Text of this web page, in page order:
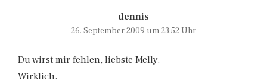
dennis
26. September 2009 um 23:52 Uhr
Du wirst mir fehlen, liebste Melly.
Wirklich.